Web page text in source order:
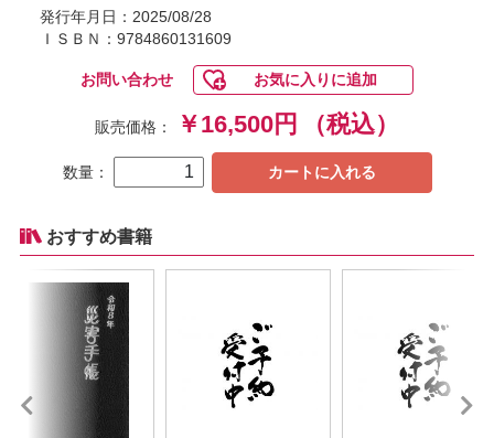
発行年月日：2025/08/28
ＩＳＢＮ：9784860131609
お問い合わせ お気に入りに追加
販売価格： ￥16,500円 （税込）
数量： カートに入れる
おすすめ書籍